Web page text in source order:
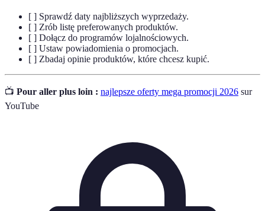
[ ] Sprawdź daty najbliższych wyprzedaży.
[ ] Zrób listę preferowanych produktów.
[ ] Dołącz do programów lojalnościowych.
[ ] Ustaw powiadomienia o promocjach.
[ ] Zbadaj opinie produktów, które chcesz kupić.
📺 Pour aller plus loin : najlepsze oferty mega promocji 2026 sur
YouTube